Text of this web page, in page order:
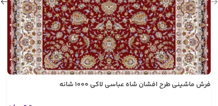
فرش ماشینی طرح افشان شاه عباسی لاکی 1000 شانه